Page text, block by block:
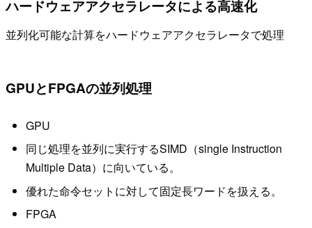
ハードウェアアクセラレータによる高速化
並列化可能な計算をハードウェアアクセラレータで処理
GPUとFPGAの並列処理
GPU
同じ処理を並列に実行するSIMD（single Instruction
Multiple Data）に向いている。
優れた命令セットに対して固定長ワードを扱える。
FPGA